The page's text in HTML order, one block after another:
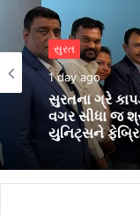
બિઝનેસ
2 days ago
પીઅર્સને
વિદ્યાર્થીઓ
આયોજન કર્યું